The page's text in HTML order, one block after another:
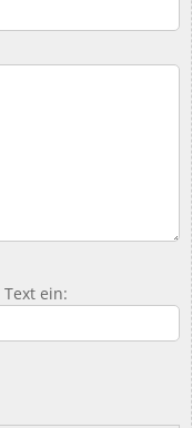
ein: